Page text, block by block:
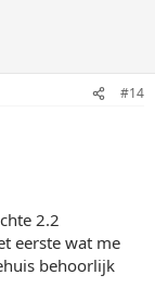
#14
2.2
eerste wat me
behoorlijk